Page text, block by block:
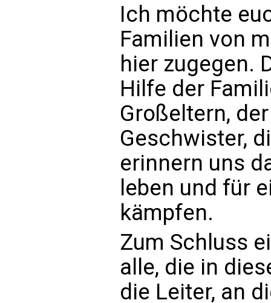
Ich möchte
Familien von
hier zugegen.
Hilfe der
Großeltern,
Geschwister,
erinnern uns
leben und für
kämpfen.
Zum Schluss
alle, die in
die Leiter, an